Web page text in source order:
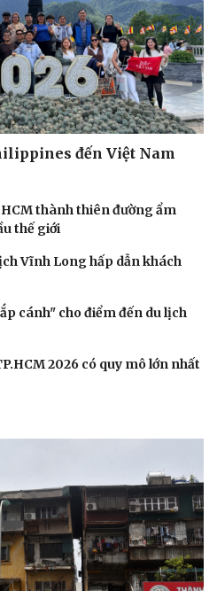
đến Việt Nam
thành thiên đường ẩm
thế giới
Vĩnh Long hấp dẫn khách
cánh" cho điểm đến du lịch
2026 có quy mô lớn nhất